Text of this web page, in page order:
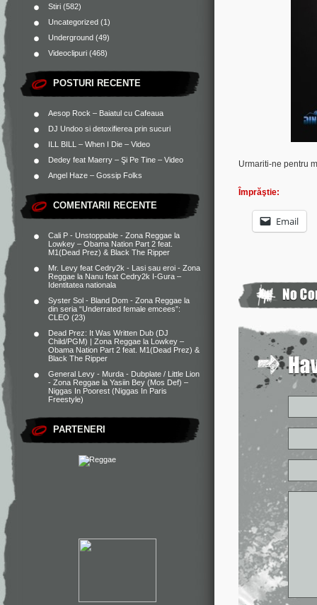
Stiri (582)
Uncategorized (1)
Underground (49)
Videoclipuri (468)
POSTURI RECENTE
Aesop Rock – Baiatul cu Cafeaua
DJ Undoo si detoxifierea prin sucuri
ILL BILL – When I Die – Video
Dedey feat Maerry – Şi Pe Tine – Video
Angel Haze – Gossip Folks
COMENTARII RECENTE
Cali P - Unstoppable - Zona Reggae la
Lowkey – Obama Nation Part 2 feat.
M1(Dead Prez) & Black The Ripper
Mr. Levy feat Cedry2k - Lasi sau eroi - Zona
Reggae la Nanu feat Cedry2k I-Gura –
Identitatea nationala
Syster Sol - Bland Dom - Zona Reggae la
din seria “Underrated female emcees”:
CLEO (23)
Dead Prez: It Was Written Dub (DJ
Child/PGM) | Zona Reggae la Lowkey –
Obama Nation Part 2 feat. M1(Dead Prez) &
Black The Ripper
General Levy - Murda - Dubplate / Little Lion
- Zona Reggae la Yasiin Bey (Mos Def) –
Niggas In Poorest (Niggas In Paris
Freestyle)
PARTENERI
Urmariti-ne pentru
Împrăştie:
Email